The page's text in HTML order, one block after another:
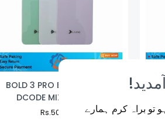
BOLD 3 PRO BACK COVER
DCODE MIX COLOUR
Regular
Rs.500.00
Sale
تو براہ کرم ہمارے